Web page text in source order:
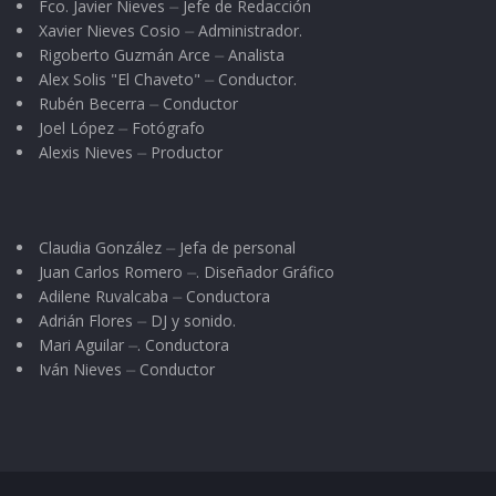
Sin embargo, en el marco de estos festejos
habría que destacar las actividades del domingo
03 de mayo, fecha en la que se llevará a cabo el
evento denominado “Los valores de mi pueblo”,
mejores aficionados al canto; pero antes de eso
se efectuará una cabalgata en la que
participarán diversas personalidades del
quehacer público y social.
Fco. Javier Nieves ⏤ Jefe de Redacción
Xavier Nieves Cosio ⏤ Administrador.
Rigoberto Guzmán Arce ⏤ Analista
Alex Solis "El Chaveto" ⏤ Conductor.
Rubén Becerra ⏤ Conductor
Joel López ⏤ Fotógrafo
Alexis Nieves ⏤ Productor
Claudia González ⏤ Jefa de personal
Juan Carlos Romero ⏤. Diseñador Gráfico
Adilene Ruvalcaba ⏤ Conductora
Adrián Flores ⏤ DJ y sonido.
Mari Aguilar ⏤. Conductora
Iván Nieves ⏤ Conductor